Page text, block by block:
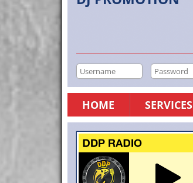
HOME SERVICES